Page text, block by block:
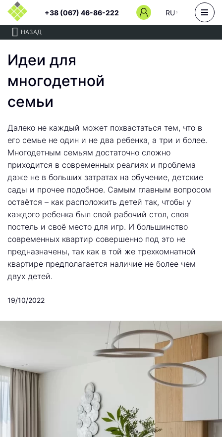
+38 (067) 46-86-222 RU
НАЗАД
Идеи для
многодетной
семьи
Далеко не каждый может похвастаться тем, что в
его семье не один и не два ребенка, а три и более.
Многодетным семьям достаточно сложно
приходится в современных реалиях и проблема
даже не в больших затратах на обучение, детские
сады и прочее подобное. Самым главным вопросом
остаётся – как расположить детей так, чтобы у
каждого ребенка был свой рабочий стол, своя
постель и своё место для игр. И большинство
современных квартир совершенно под это не
предназначены, так как в той же трехкомнатной
квартире предполагается наличие не более чем
двух детей.
19/10/2022